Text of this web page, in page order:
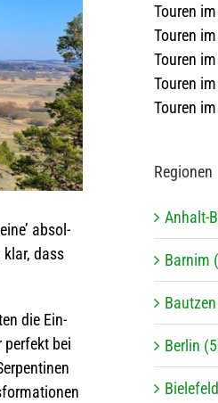
absol­
dass
die Ein­
per­fekt bei
Touren
Touren
Touren
Touren
Touren
Regio­nen
Anhalt-
Barnim
Berlin